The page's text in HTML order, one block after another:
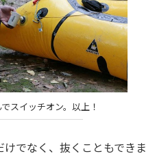
スイッチオン。以上！
でなく、抜くこともできま